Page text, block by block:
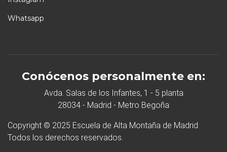
Whatsapp
Conócenos personalmente en:
Avda. Salas de los Infantes, 1 - 5 planta
28034 - Madrid - Metro Begoña
Copyright © 2025 Escuela de Alta Montaña de Madrid
Todos los derechos reservados.